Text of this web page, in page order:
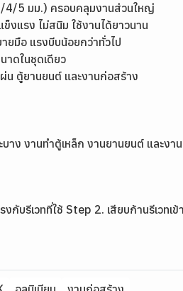
4/5 มม.) ครอบคลุมงานส่วนใหญ่
ข็งแรง ไม่สนิม ใช้งานได้ยาวนาน
ยมือ แรงบีบน้อยกว่าทั่วไป
าดในชุดเดียว
ผ่น ตู้ยานยนต์ และงานก่อสร้าง
บาง งานทำตู้เหล็ก งานยานยนต์ และง
งกับรีเวทที่ใช้ Step 2. เสียบก้านรีเว